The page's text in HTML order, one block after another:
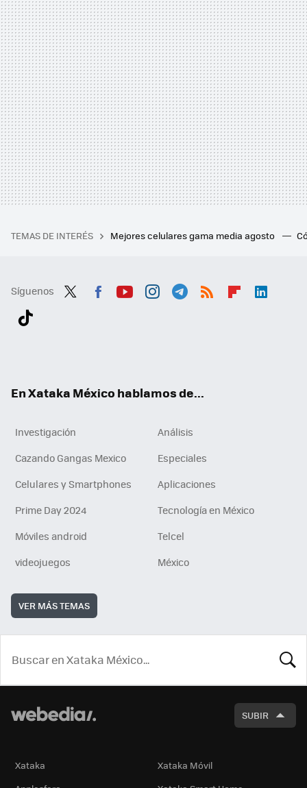
TEMAS DE INTERÉS Mejores celulares gama media agosto
Síguenos
En Xataka México hablamos de...
Investigación
Análisis
Cazando Gangas Mexico
Especiales
Celulares y Smartphones
Aplicaciones
Prime Day 2024
Tecnología en México
Móviles android
Telcel
videojuegos
México
VER MÁS TEMAS
SUBIR
Xataka
Xataka Móvil